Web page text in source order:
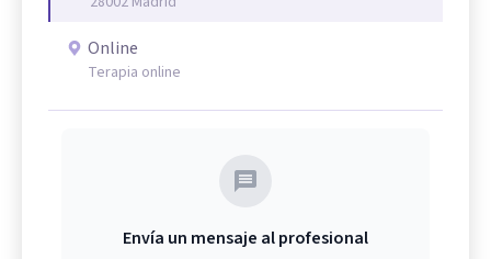
Online
Terapia online
Envía un mensaje al profesional